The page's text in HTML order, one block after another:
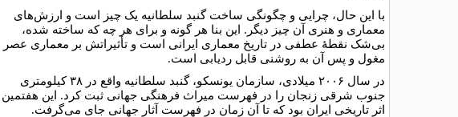
با این حال، چرایی و چگونگی ساخت گنبد سلطانیه یک چیز است و ارزش‌های
معماری و هنری آن چیز دیگر. این بنا هر گونه و برای هر چه که ساخته شده،
بی‌شک نقطۀ عطفی در تاریخ معماری ایرانی است و تأثیراتش بر معماری عصر
مغول و پس آن به روشنی قابل ردیابی است.
در سال ۲۰۰۶ میلادی، سازمان یونسکو، گنبد سلطانیه واقع در ۳۸ کیلومتری
جنوب شرقی زنجان را در فهرست میراث فرهنگی جهانی ثبت کرد. این هفتمین
اثر تاریخی ایران بود که تا آن زمان در فهرست آثار جهانی جای می‌گرفت.